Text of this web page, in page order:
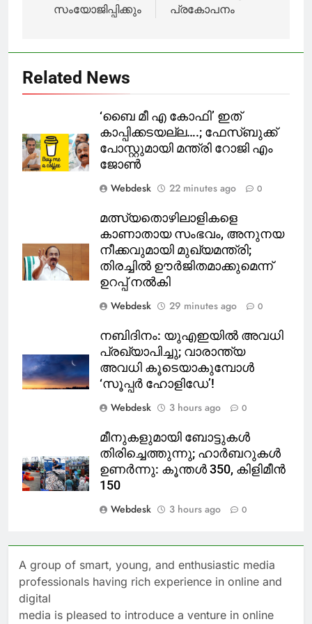
സംയോജിപ്പിക്കും
പ്രകോപനം
Related News
‘ബൈ മീ എ കോഫി’ ഇത്
കാപ്പിക്കടയല്ല….; ഫേസ്ബുക്ക്
പോസ്റ്റുമായി മന്ത്രി റോജി എം
ജോൺ
Webdesk
22 minutes ago 0
മത്സ്യതൊഴിലാളികളെ
കാണാതായ സംഭവം, അനുനയ
നീക്കവുമായി മുഖ്യമന്ത്രി;
തിരച്ചിൽ ഊർജിതമാക്കുമെന്ന്
ഉറപ്പ് നൽകി
Webdesk
29 minutes ago 0
നബിദിനം: യുഎഇയിൽ അവധി
പ്രഖ്യാപിച്ചു; വാരാന്ത്യ
അവധി കൂടെയാകുമ്പോൾ
‘സൂപ്പർ ഹോളിഡേ’!
Webdesk
3 hours ago 0
മീനുകളുമായി ബോട്ടുകൾ
തിരിച്ചെത്തുന്നു; ഹാർബറുകൾ
ഉണർന്നു: കൂന്തൾ 350, കിളിമീൻ
150
Webdesk
3 hours ago 0
A group of smart, young, and enthusiastic media
professionals having rich experience in online and
digital
media is pleased to introduce a venture in online